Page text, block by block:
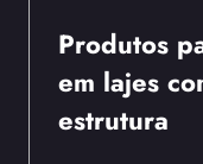
Produtos
em lajes
estrutura